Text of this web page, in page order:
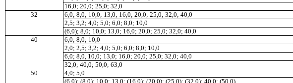
16,0; 20,0; 25,0; 32,0
32 6,0; 8,0; 10,0; 13,0; 16,0; 20,0; 25,0; 32,0; 40,0
2,5; 3,2; 4,0; 5,0; 6,0; 8,0; 10,0
(6,0); 8,0; 10,0; 13,0; 16,0; 20,0; 25,0; 32,0; 40,0
40
6,0; 8,0; 10,0
2,0; 2,5; 3,2; 4,0; 5,0; 6,0; 8,0; 10,0
6,0; 8,0, 10,0; 13,0; 16,0; 20,0; 25,0; 32,0; 40,0
32,0; 40,0; 50,0; 63,0
50
4,0; 5,0
(6,0); (8,0); 10,0; 13,0; (16,0); (20,0); (25,0); (32,0); 40,0; (50,0)